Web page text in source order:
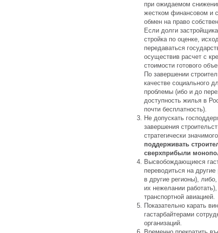
при ожидаемом
жестком финансовом и
обмен на право
Если долги
стройка по оценке,
передаваться
осуществив расчет с
стоимости готового
По завершении
качестве социального
проблемы (ибо и до
доступность жилья в
почти бесплатность).
Не допускать
завершения
стратегически
поддерживать
сверхприбыли
Высвобождающиеся
переводиться на
в другие регионы),
их нежелании
транспортной авиацией.
Показательно карать
гастарбайтерами
организаций.